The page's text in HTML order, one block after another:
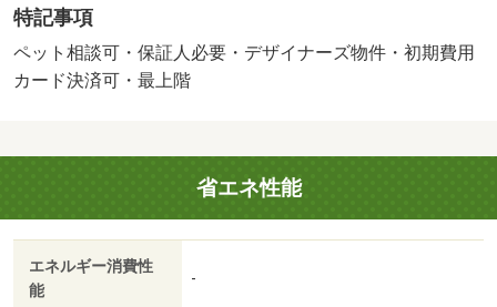
あり 【設備・特記事項備考】専用バス・専用トイレ・ル
ームシェア不可/町会費 250円/シリンダー交換料／ハウス
クリーニング料／ＦＦ清掃料 61600円/夜間緊急サポー
特記事項
ペット相談可・保証人必要・デザイナーズ物件・初期費用
カード決済可・最上階
省エネ性能
エネルギー消費性
能
-